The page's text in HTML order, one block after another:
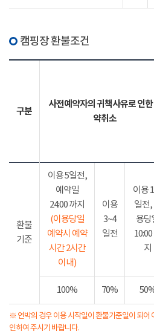
캠핑장 환불조건
구분
사전예약자의 귀책사유로 인한
약취소
환불
기준
이용 5일전,
예약일
24:00 까지
(이용당일
예약시 예약
시간 2시간
이내)
이용
3~4
일전
이용
일전,
용당
10:00
지
100% 70%
※ 연박의 경우 이용 시작일이 환불기준일이 되어
인하여 주시기 바랍니다.